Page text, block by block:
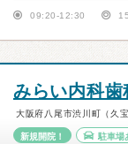
09:20-12:30
みらい内科歯
大阪府八尾市渋川町（久
新規開院！ 駐車場